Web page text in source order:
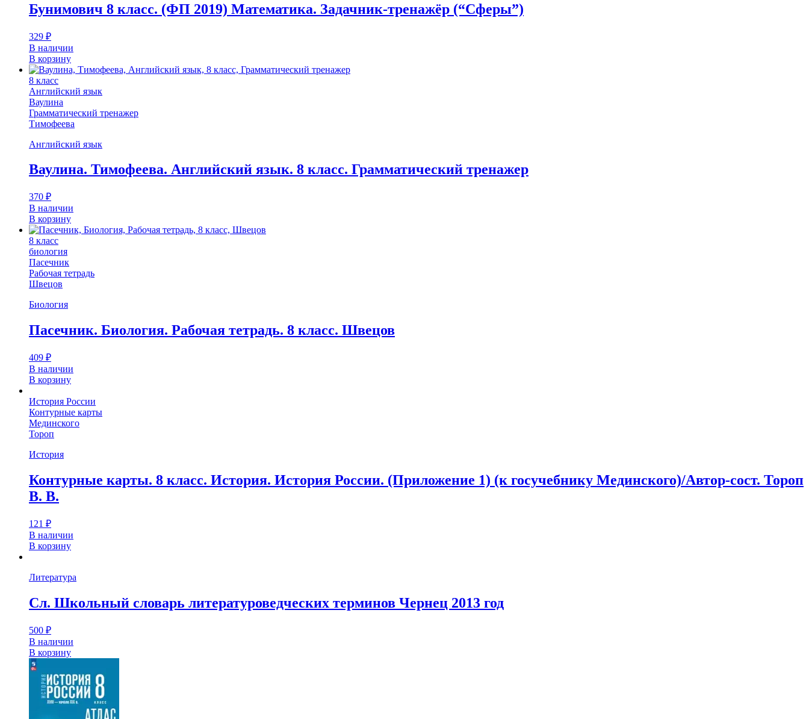
Бунимович 8 класс. (ФП 2019) Математика. Задачник-тренажёр (“Сферы”)
329 ₽
В наличии
В корзину
8 класс
Английский язык
Ваулина
Грамматический тренажер
Тимофеева
Английский язык
Ваулина. Тимофеева. Английский язык. 8 класс. Грамматический тренажер
370 ₽
В наличии
В корзину
8 класс
биология
Пасечник
Рабочая тетрадь
Швецов
Биология
Пасечник. Биология. Рабочая тетрадь. 8 класс. Швецов
409 ₽
В наличии
В корзину
История России
Контурные карты
Мединского
Тороп
История
Контурные карты. 8 класс. История. История России. (Приложение 1) (к госучебнику Мединского)/Автор-сост. Тороп
В. В.
121 ₽
В наличии
В корзину
Литература
Сл. Школьный словарь литературоведческих терминов Чернец 2013 год
500 ₽
В наличии
В корзину